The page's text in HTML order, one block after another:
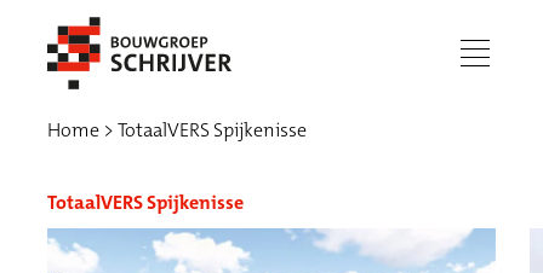
menu
Home TotaalVERS Spijkenisse
TotaalVERS Spijkenisse